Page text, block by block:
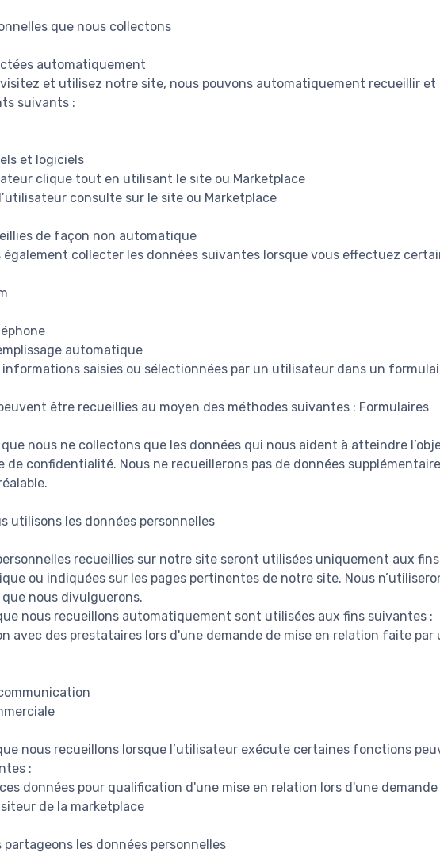
que nous collectons
automatiquement
et utilisez notre site, nous pouvons automatiquement recueillir et
suivants :
et logiciels
clique tout en utilisant le site ou Marketplace
consulte sur le site ou Marketplace
de façon non automatique
également collecter les données suivantes lorsque vous effectuez
automatique
informations saisies ou sélectionnées par un utilisateur dans un
être recueillies au moyen des méthodes suivantes : Formulaires
nous ne collectons que les données qui nous aident à atteindre
confidentialité. Nous ne recueillerons pas de données
utilisons les données personnelles
recueillies sur notre site seront utilisées uniquement aux
ou indiquées sur les pages pertinentes de notre site. Nous
nous divulguerons.
nous recueillons automatiquement sont utilisées aux fins suivantes :
avec des prestataires lors d'une demande de mise en relation faite par
nous recueillons lorsque l’utilisateur exécute certaines fonctions
:
données pour qualification d'une mise en relation lors d'une
de la marketplace
les données personnelles